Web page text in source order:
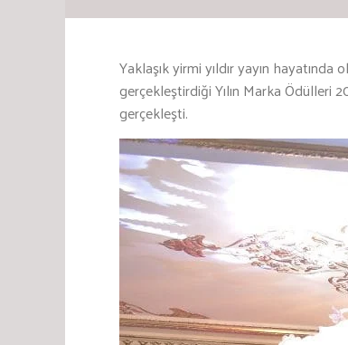
Yaklaşık yirmi yıldır yayın
gerçekleştirdiği Yılın Marka Ödülleri
gerçekleşti.